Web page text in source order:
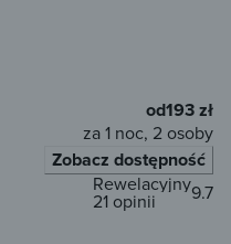
od193 zł
za 1 noc, 2 osoby
Zobacz dostępność
9.7
Rewelacyjny
21 opinii